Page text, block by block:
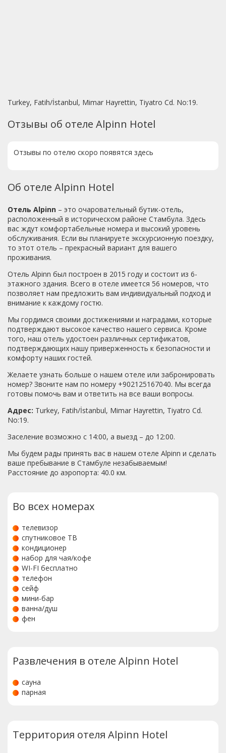
Turkey, Fatih/İstanbul, Mimar Hayrettin, Tiyatro Cd. No:19.
Отзывы об отеле Alpinn Hotel
Отзывы по отелю скоро появятся здесь
Об отеле Alpinn Hotel
Отель Alpinn – это очаровательный бутик-отель,
расположенный в историческом районе Стамбула. Здесь
вас ждут комфортабельные номера и высокий уровень
обслуживания. Если вы планируете экскурсионную поездку,
то этот отель – прекрасный вариант для вашего
проживания.
Отель Alpinn был построен в 2015 году и состоит из 6-
этажного здания. Всего в отеле имеется 56 номеров, что
позволяет нам предложить вам индивидуальный подход и
внимание к каждому гостю.
Мы гордимся своими достижениями и наградами, которые
подтверждают высокое качество нашего сервиса. Кроме
того, наш отель удостоен различных сертификатов,
подтверждающих нашу приверженность к безопасности и
комфорту наших гостей.
Желаете узнать больше о нашем отеле или забронировать
номер? Звоните нам по номеру +902125167040. Мы всегда
готовы помочь вам и ответить на все ваши вопросы.
Адрес: Turkey, Fatih/İstanbul, Mimar Hayrettin, Tiyatro Cd.
No:19.
Заселение возможно с 14:00, а выезд – до 12:00.
Мы будем рады принять вас в нашем отеле Alpinn и сделать
ваше пребывание в Стамбуле незабываемым!
Расстояние до аэропорта: 40.0 км.
Во всех номерах
телевизор
спутниковое ТВ
кондиционер
набор для чая/кофе
WI-FI бесплатно
телефон
сейф
мини-бар
ванна/душ
фен
Развлечения в отеле Alpinn Hotel
сауна
парная
Территория отеля Alpinn Hotel